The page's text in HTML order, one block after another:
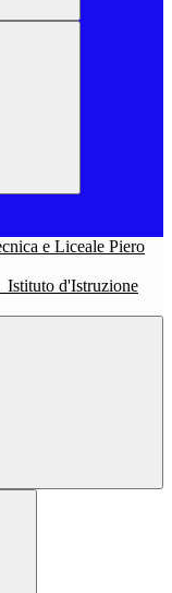
Istituto d'Istruzione